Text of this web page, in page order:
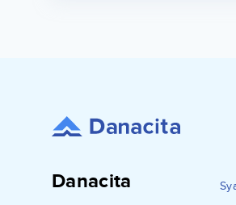
Danacita